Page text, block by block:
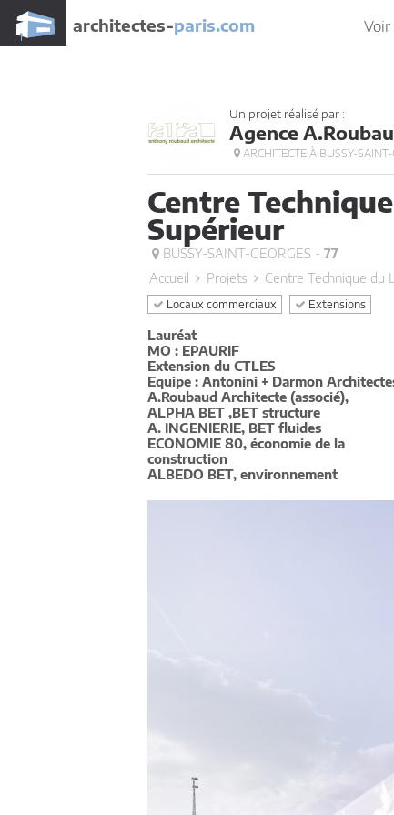
architectes-paris.com Voir
Un projet réalisé par :
Agence
ARCHITECTE À BUSSY-
Centre
Supérieur
BUSSY-SAINT-GEORGES - 77
Accueil
Projets Centre Technique du
Locaux commerciaux Extensions
Lauréat
MO : EPAURIF
Extension du CTLES
Equipe : Antonini + Darmon
A.Roubaud Architecte (associé),
ALPHA BET ,BET structure
A. INGENIERIE, BET fluides
ECONOMIE 80, économie de la
construction
ALBEDO BET, environnement